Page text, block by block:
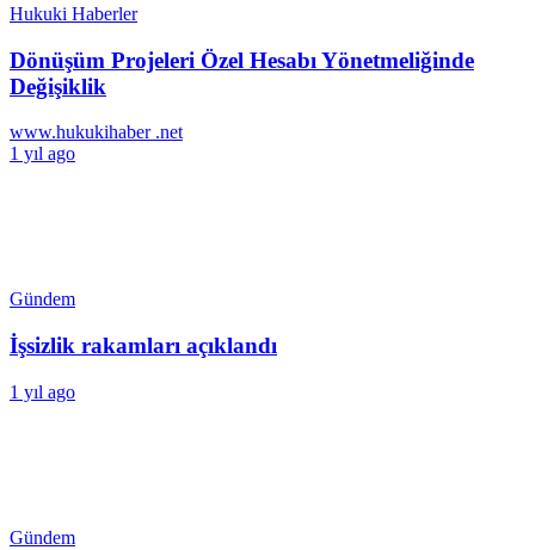
Hukuki Haberler
Dönüşüm Projeleri Özel Hesabı Yönetmeliğinde
Değişiklik
www.hukukihaber .net
1 yıl ago
Gündem
İşsizlik rakamları açıklandı
1 yıl ago
Gündem